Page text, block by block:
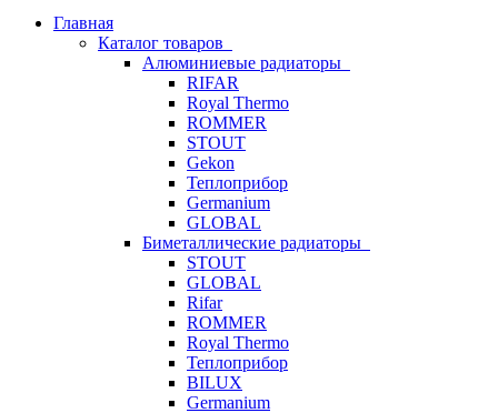
Главная
Каталог товаров
Алюминиевые радиаторы
RIFAR
Royal Thermo
ROMMER
STOUT
Gekon
Теплоприбор
Germanium
GLOBAL
Биметаллические радиаторы
STOUT
GLOBAL
Rifar
ROMMER
Royal Thermo
Теплоприбор
BILUX
Germanium